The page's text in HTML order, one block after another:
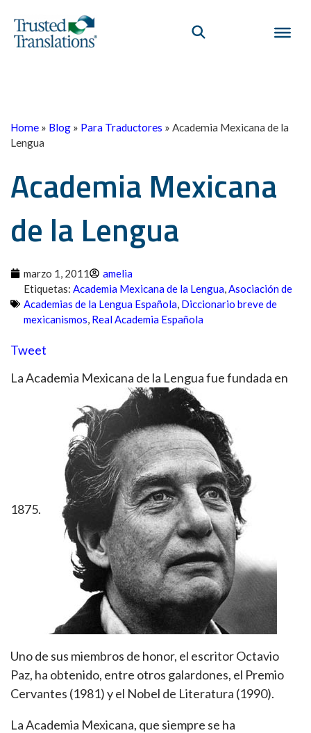
Home » Blog » Para Traductores » Academia Mexicana de la
Lengua
Academia Mexicana
de la Lengua
marzo 1, 2011
amelia
Etiquetas: Academia Mexicana de la Lengua,Asociación de
Academias de la Lengua Española, Diccionario breve de
mexicanismos, Real Academia Española
Tweet
La Academia Mexicana de la Lengua fue fundada en
1875.
Uno de sus miembros de honor, el escritor Octavio
Paz, ha obtenido, entre otros galardones, el Premio
Cervantes (1981) y el Nobel de Literatura (1990).
La Academia Mexicana, que siempre se ha